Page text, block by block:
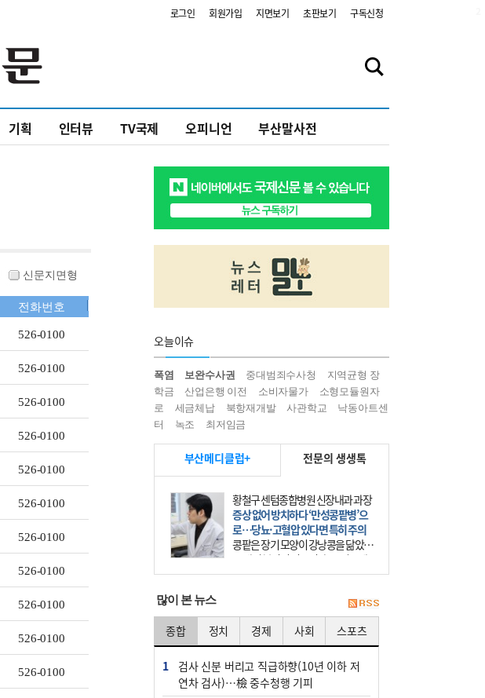
로그인 회원가입 지면보기 초판보기 구독신청
기획 인터뷰 TV국제 오피니언 부산말사전
신문지면형
전화번호
526-0100
526-0100
526-0100
526-0100
526-0100
526-0100
526-0100
526-0100
526-0100
526-0100
526-0100
오늘이슈
폭염 보완수사권 중대범죄수사청
지역균형 장
학금
산업은행 이전 소비자물가
소형모듈원자
로
세금체납 북항재개발 사관학교
낙동아트센
터
녹조 최저임금
부산메디클럽+ 전문의 생생톡
김주현 웅진한의원 원장
단백질 열풍 속 놓치지 말아야 할 ‘균
형’
단백질만 많이 먹으면 건강할까. 요
즘 건강을 이야기할 때 빠지지 않는
키워드가 단백질이다. 헬스장을 다니
많이 본 뉴스
종합 정치 경제 사회 스포츠
1
검사 신분 버리고 직급하향(10년 이하 저
연차 검사)…檢 중수청행 기피